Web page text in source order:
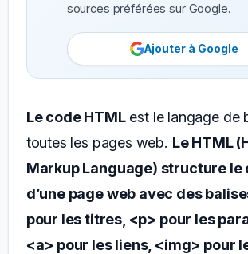
sources préférées sur Google.
Ajouter à Google
Le code HTMLest le langage de
toutes les pages web. Le HTML
Markup Language) structure le
d’une page web avec des
pour les titres, <p> pour les
<a> pour les liens, <img> pour